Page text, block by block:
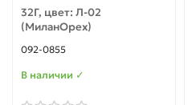
32Г, цвет: Л-02
(МиланОрех)
092-0855
В наличии ✓